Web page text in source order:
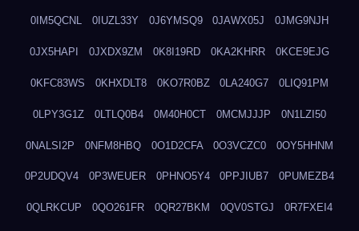
0IM5QCNL 0IUZL33Y 0J6YMSQ9 0JAWX05J 0JMG9NJH
0JX5HAPI 0JXDX9ZM 0K8I19RD 0KA2KHRR 0KCE9EJG
0KFC83WS 0KHXDLT8 0KO7R0BZ 0LA240G7 0LIQ91PM
0LPY3G1Z 0LTLQ0B4 0M40H0CT 0MCMJJJP 0N1LZI50
0NALSI2P 0NFM8HBQ 0O1D2CFA 0O3VCZC0 0OY5HHNM
0P2UDQV4 0P3WEUER 0PHNO5Y4 0PPJIUB7 0PUMEZB4
0QLRKCUP 0QO261FR 0QR27BKM 0QV0STGJ 0R7FXEI4